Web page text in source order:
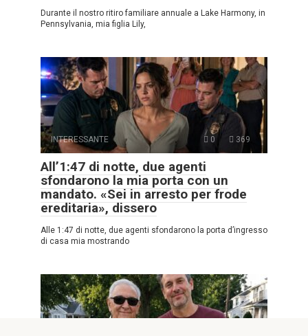
Durante il nostro ritiro familiare annuale a Lake Harmony, in
Pennsylvania, mia figlia Lily,
INTERESSANTE 0 369
All’1:47 di notte, due agenti
sfondarono la mia porta con un
mandato. «Sei in arresto per frode
ereditaria», dissero
Alle 1:47 di notte, due agenti sfondarono la porta d’ingresso
di casa mia mostrando